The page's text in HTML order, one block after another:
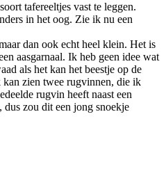
tafereeltjes vast te leggen.
in het oog. Zie ik nu een
dan ook echt heel klein. Het is
aasgarnaal. Ik heb geen idee wat
als het kan het beestje op de
zien twee rugvinnen, die ik
rugvin heeft naast een
dus zou dit een jong snoekje